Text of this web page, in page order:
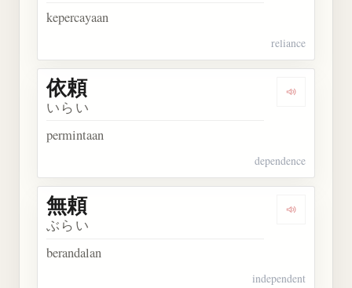
kepercayaan
reliance
Dengarkan
依頼
いらい
permintaan
dependence
Dengarkan
無頼
ぶらい
berandalan
independent